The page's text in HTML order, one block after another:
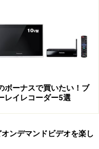
ボーナスで買いたい！ブ
レイレコーダー5選
ンデマンドビデオを楽し